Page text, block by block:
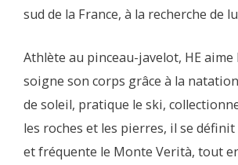
sud de la France, à la recherche de
Athlète au pinceau-javelot, HE aime
soigne son corps grâce à la
de soleil, pratique le ski,
les roches et les pierres, il se définit
et fréquente le Monte Verità, tout